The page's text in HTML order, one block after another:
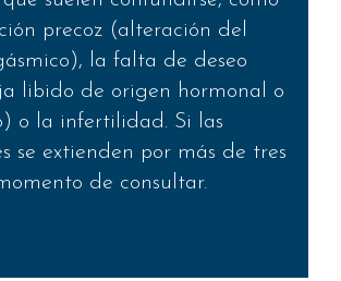
precoz (alteración del
la falta de deseo
libido de origen hormonal o
o la infertilidad. Si las
se extienden por más de tres
de consultar.